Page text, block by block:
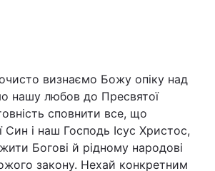
визнаємо Божу опіку над
нашу любов до Пресвятої
сповнити все, що
Син і наш Господь Ісус Христос,
Богові й рідному народові
закону. Нехай конкретним